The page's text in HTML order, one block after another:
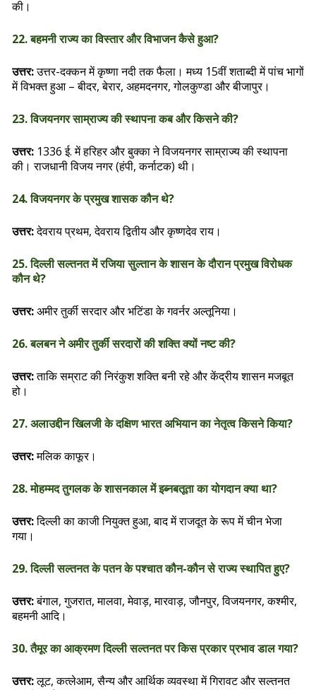
की।
22. बहमनी राज्य का विस्तार और विभाजन कैसे हुआ?
उत्तर:उत्तर-दक्कन में कृष्णा नदी तक फैला। मध्य 15वीं शताब्दी में पांच भागों
में विभक्त हुआ – बीदर, बेरार, अहमदनगर, गोलकुण्डा और बीजापुर।
23. विजयनगर साम्राज्य की स्थापना कब और किसने की?
उत्तर: 1336 ई. में हरिहर और बुक्का ने विजयनगर साम्राज्य की स्थापना
की। राजधानी विजय नगर (हंपी, कर्नाटक) थी।
24. विजयनगर के प्रमुख शासक कौन थे?
उत्तर:देवराय प्रथम, देवराय द्वितीय और कृष्णदेव राय।
25. दिल्ली सल्तनत में रजिया सुल्तान के शासन के दौरान प्रमुख विरोधक
कौन थे?
उत्तर:अमीर तुर्की सरदार और भटिंडा के गवर्नर अल्तूनिया।
26. बलबन ने अमीर तुर्की सरदारों की शक्ति क्यों नष्ट की?
उत्तर:ताकि सम्राट की निरंकुश शक्ति बनी रहे और केंद्रीय शासन मजबूत
हो।
27. अलाउद्दीन खिलजी के दक्षिण भारत अभियान का नेतृत्व किसने किया?
उत्तर:मलिक काफूर।
28. मोहम्मद तुगलक के शासनकाल में इब्नबतूता का योगदान क्या था?
उत्तर:दिल्ली का काजी नियुक्त हुआ, बाद में राजदूत के रूप में चीन भेजा
गया।
29. दिल्ली सल्तनत के पतन के पश्चात कौन-कौन से राज्य स्थापित हुए?
उत्तर:बंगाल, गुजरात, मालवा, मेवाड़, मारवाड़, जौनपुर, विजयनगर, कश्मीर,
बहमनी आदि।
30. तैमूर का आक्रमण दिल्ली सल्तनत पर किस प्रकार प्रभाव डाल गया?
उत्तर:लूट, कत्लेआम, सैन्य और आर्थिक व्यवस्था में गिरावट और सल्तनत